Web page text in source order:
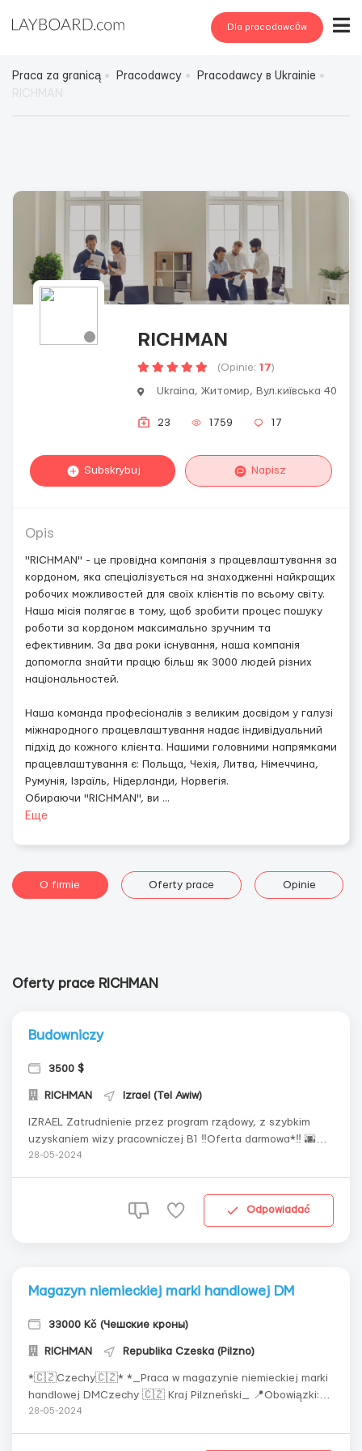
Dla pracodawców
Praca za granicą Pracodawcy
Pracodawcy в Ukrainie
RICHMAN
(Opinie: 17)
Ukraina, Житомир, Вул.київська 40
23 1759 17
Subskrybuj Napisz
Opis
"RICHMAN" - це провідна компанія з працевлаштування за
кордоном, яка спеціалізується на знаходженні найкращих
робочих можливостей для своїх клієнтів по всьому світу.
Наша місія полягає в тому, щоб зробити процес пошуку
роботи за кордоном максимально зручним та
ефективним. За два роки існування, наша компанія
допомогла знайти працю більш як 3000 людей різних
національностей.
Наша команда професіоналів з великим досвідом у галузі
міжнародного працевлаштування надає індивідуальний
підхід до кожного клієнта. Нашими головними напрямками
працевлаштування є: Польща, Чехія, Литва, Німеччина,
Румунія, Ізраїль, Нідерланди, Норвегія.
Обираючи "RICHMAN", ви ...
Еще
O firmie Oferty prace Opinie
Oferty prace RICHMAN
Budowniczy
3500 $
RICHMAN Izrael (Tel Awiw)
IZRAEL Zatrudnienie przez program rządowy, z szybkim
uzyskaniem wizy pracowniczej B1 ‼️Oferta darmowa*‼️ 🌆
miasta: Jerozolima, Tel Awiw, Hajfa, Riszon le-Cijon.
szalunkowi;🔸płytkarze;🔸murarze;🔸tynkarze;🔸fasadziarz
28-05-2024
Odpowiadać
Magazyn niemieckiej marki handlowej DM
33000 Kč (Чешские кроны)
RICHMAN Republika Czeska (Pilzno)
*🇨🇿Czechy🇨🇿* *_Praca w magazynie niemieckiej marki
handlowej DMCzechy 🇨🇿 Kraj Pilzneński_ 📍Obowiązki:
zbieranie, kompletacja i pakowanie zamówień, naklejanie
28-05-2024